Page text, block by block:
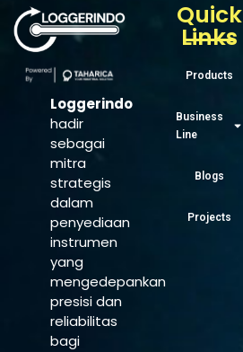
Loggerindo
hadir
sebagai
mitra
strategis
dalam
penyediaan
instrumen
yang
mengedepankan
presisi dan
reliabilitas
bagi
Quick
Links
Products
Business
Line
Blogs
Projects